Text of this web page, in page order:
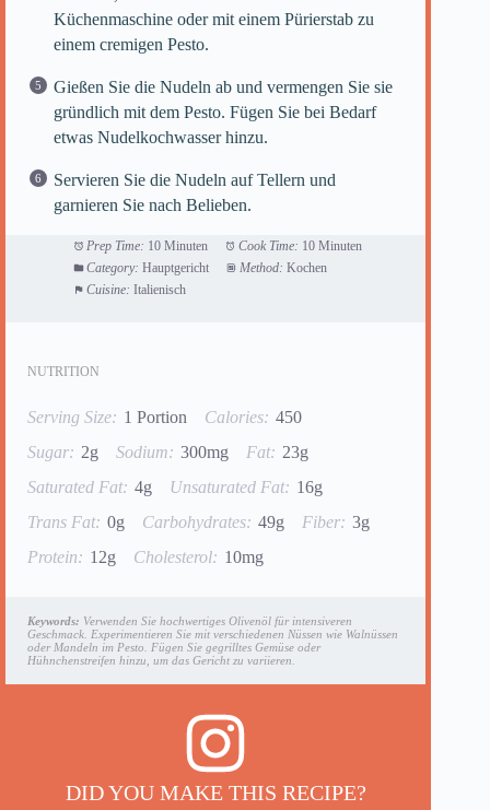
Küchenmaschine oder mit einem Pürierstab zu
einem cremigen Pesto.
Gießen Sie die Nudeln ab und vermengen Sie sie
gründlich mit dem Pesto. Fügen Sie bei Bedarf
etwas Nudelkochwasser hinzu.
Servieren Sie die Nudeln auf Tellern und
garnieren Sie nach Belieben.
Prep Time: 10 Minuten Cook Time: 10 Minuten
Category: Hauptgericht Method: Kochen
Cuisine: Italienisch
NUTRITION
Serving Size: 1 Portion Calories: 450
Sugar: 2g Sodium: 300mg Fat: 23g
Saturated Fat: 4g Unsaturated Fat: 16g
Trans Fat: 0g Carbohydrates: 49g Fiber: 3g
Protein: 12g Cholesterol: 10mg
Keywords: Verwenden Sie hochwertiges Olivenöl für intensiveren
Geschmack. Experimentieren Sie mit verschiedenen Nüssen wie Walnüssen
oder Mandeln im Pesto. Fügen Sie gegrilltes Gemüse oder
Hühnchenstreifen hinzu, um das Gericht zu variieren.
DID YOU MAKE THIS RECIPE?